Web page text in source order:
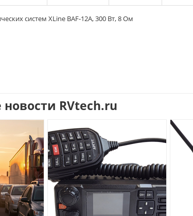
систем XLine BAF-12A, 300 Вт, 8 Ом
RVtech.ru